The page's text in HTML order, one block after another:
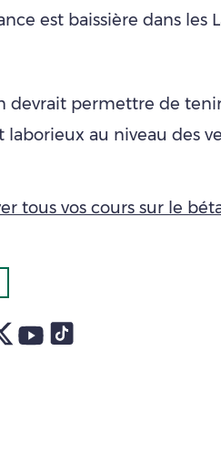
est baissière dans les
devrait permettre de
au niveau des
tous vos cours sur le